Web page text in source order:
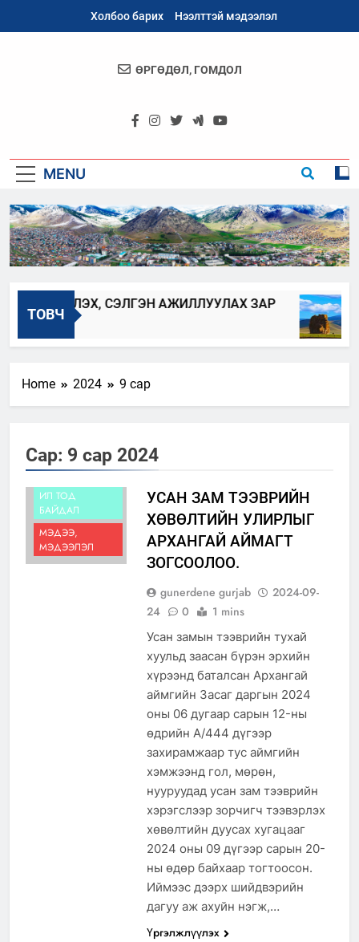
Холбоо барих Нээлттэй мэдээлэл
Архангай
ӨРГӨДӨЛ, ГОМДОЛ
MENU
ТОВЧ
СЭЛГЭН АЖИЛЛУУЛАХ ЗАР
Home 2024 9 сар
Сар: 9 сар 2024
АЯЛАЛ
ЖУУЧЛАЛ
ИЛ ТОД
БАЙДАЛ
МЭДЭЭ,
МЭДЭЭЛЭЛ
УСАН ЗАМ ТЭЭВРИЙН
ХӨВӨЛТИЙН УЛИРЛЫГ
АРХАНГАЙ АЙМАГТ
ЗОГСООЛОО.
gunerdene gurjab
2024-09-
24
0 1 mins
Усан замын тээврийн тухай
хуульд заасан бүрэн эрхийн
хүрээнд баталсан Архангай
аймгийн Засаг даргын 2024
оны 06 дугаар сарын 12-ны
өдрийн А/444 дүгээр
захирамжаар тус аймгийн
хэмжээнд гол, мөрөн,
нууруудад усан зам тээврийн
хэрэгслээр зорчигч тээвэрлэх
хөвөлтийн дуусах хугацааг
2024 оны 09 дүгээр сарын 20-
ны өдөр байхаар тогтоосон.
Иймээс дээрх шийдвэрийн
дагуу аж ахуйн нэгж,…
Үргэлжлүүлэх